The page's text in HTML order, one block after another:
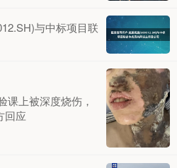
与中标项目联
课上被深度烧伤，
回应